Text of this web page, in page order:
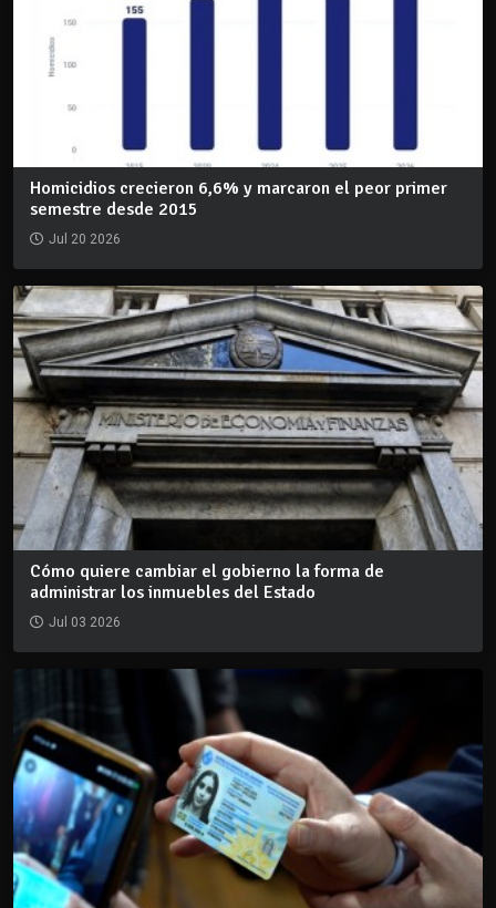
Homicidios crecieron 6,6% y marcaron el peor primer
semestre desde 2015
Jul 20 2026
Cómo quiere cambiar el gobierno la forma de
administrar los inmuebles del Estado
Jul 03 2026